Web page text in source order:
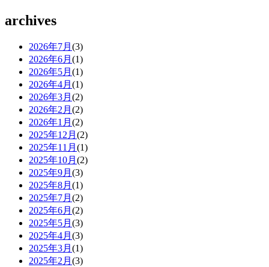
archives
2026年7月 (3)
2026年6月 (1)
2026年5月 (1)
2026年4月 (1)
2026年3月 (2)
2026年2月 (2)
2026年1月 (2)
2025年12月 (2)
2025年11月 (1)
2025年10月 (2)
2025年9月 (3)
2025年8月 (1)
2025年7月 (2)
2025年6月 (2)
2025年5月 (3)
2025年4月 (3)
2025年3月 (1)
2025年2月 (3)